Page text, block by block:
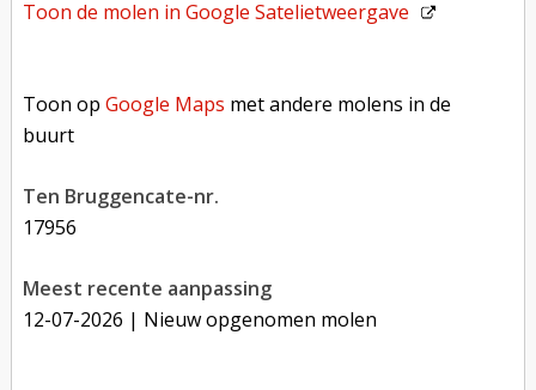
Toon de molen inGoogle Satelietweergave
Toon opGoogle Maps met andere molens in de
buurt
Ten Bruggencate-nr.
17956
Meest recente aanpassing
12-07-2026 | Nieuw opgenomen molen